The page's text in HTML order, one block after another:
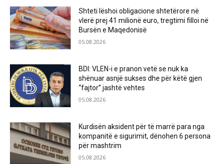
Shteti lëshoi obligacione shtetërore në
vlerë prej 41 milionë euro, tregtimi filloi në
Bursën e Maqedonisë
05.08.2026
BDI: VLEN-i e pranon vetë se nuk ka
shënuar asnjë sukses dhe për këtë gjen
“fajtor” jashtë vehtes
05.08.2026
Kurdisën aksident për të marrë para nga
kompanitë e sigurimit, dënohen 6 persona
për mashtrim
05.08.2026